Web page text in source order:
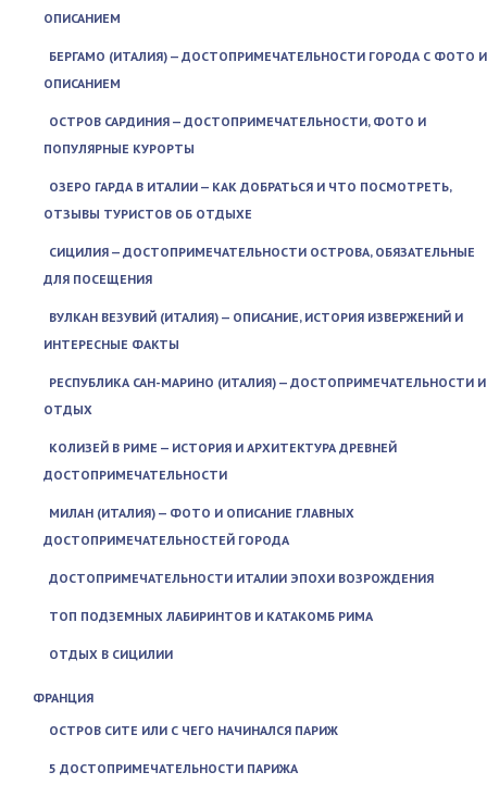
ОПИСАНИЕМ
БЕРГАМО (ИТАЛИЯ) — ДОСТОПРИМЕЧАТЕЛЬНОСТИ ГОРОДА С ФОТО И
ОПИСАНИЕМ
ОСТРОВ САРДИНИЯ — ДОСТОПРИМЕЧАТЕЛЬНОСТИ, ФОТО И
ПОПУЛЯРНЫЕ КУРОРТЫ
ОЗЕРО ГАРДА В ИТАЛИИ — КАК ДОБРАТЬСЯ И ЧТО ПОСМОТРЕТЬ,
ОТЗЫВЫ ТУРИСТОВ ОБ ОТДЫХЕ
СИЦИЛИЯ — ДОСТОПРИМЕЧАТЕЛЬНОСТИ ОСТРОВА, ОБЯЗАТЕЛЬНЫЕ
ДЛЯ ПОСЕЩЕНИЯ
ВУЛКАН ВЕЗУВИЙ (ИТАЛИЯ) — ОПИСАНИЕ, ИСТОРИЯ ИЗВЕРЖЕНИЙ И
ИНТЕРЕСНЫЕ ФАКТЫ
РЕСПУБЛИКА САН-МАРИНО (ИТАЛИЯ) — ДОСТОПРИМЕЧАТЕЛЬНОСТИ И
ОТДЫХ
КОЛИЗЕЙ В РИМЕ — ИСТОРИЯ И АРХИТЕКТУРА ДРЕВНЕЙ
ДОСТОПРИМЕЧАТЕЛЬНОСТИ
МИЛАН (ИТАЛИЯ) — ФОТО И ОПИСАНИЕ ГЛАВНЫХ
ДОСТОПРИМЕЧАТЕЛЬНОСТЕЙ ГОРОДА
ДОСТОПРИМЕЧАТЕЛЬНОСТИ ИТАЛИИ ЭПОХИ ВОЗРОЖДЕНИЯ
ТОП ПОДЗЕМНЫХ ЛАБИРИНТОВ И КАТАКОМБ РИМА
ОТДЫХ В СИЦИЛИИ
ФРАНЦИЯ
ОСТРОВ СИТЕ ИЛИ С ЧЕГО НАЧИНАЛСЯ ПАРИЖ
5 ДОСТОПРИМЕЧАТЕЛЬНОСТИ ПАРИЖА